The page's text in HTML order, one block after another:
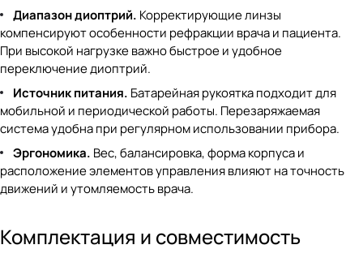
Диапазон диоптрий. Корректирующие линзы
компенсируют особенности рефракции врача и пациента.
При высокой нагрузке важно быстрое и удобное
переключение диоптрий.
Источник питания. Батарейная рукоятка подходит для
мобильной и периодической работы. Перезаряжаемая
система удобна при регулярном использовании прибора.
Эргономика. Вес, балансировка, форма корпуса и
расположение элементов управления влияют на точность
движений и утомляемость врача.
Комплектация и совместимость